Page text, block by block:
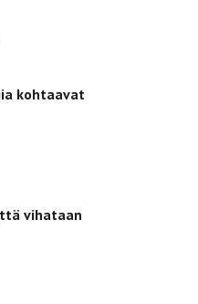
kohtaavat
vihataan